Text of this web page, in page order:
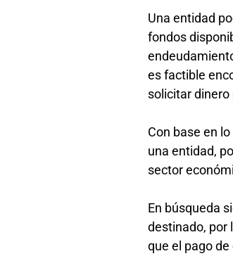
Una entidad
fondos
es factible
solicitar
Con base en
una entidad,
sector
En búsqueda
destinado, por
que el pago